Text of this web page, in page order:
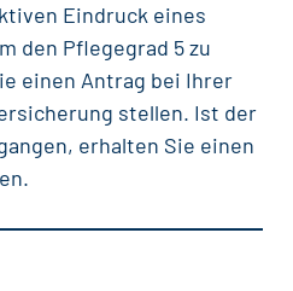
Eindruck eines
den Pflegegrad 5 zu
einen Antrag bei Ihrer
stellen. Ist der
erhalten Sie einen